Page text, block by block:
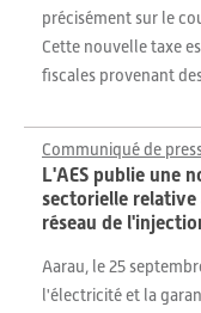
précisément sur le
Cette nouvelle taxe
fiscales provenant
Communiqué de
L'AES publie une
sectorielle
réseau de
Aarau, le 25
l'électricité et la